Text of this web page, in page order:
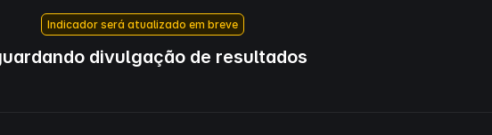
Indicador será atualizado em breve
divulgação de resultados